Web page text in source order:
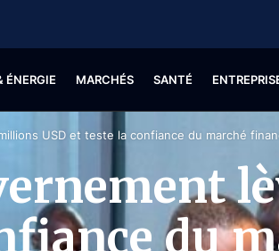
ÉNERGIE MARCHÉS SANTÉ
USD et teste la confiance du marché
du